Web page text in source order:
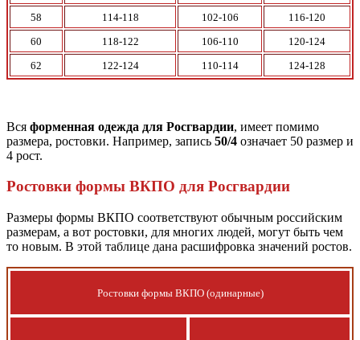
58
114-118 102-106
116-120
60
118-122 106-110
120-124
62
122-124 110-114 124-128
Вся форменная одежда для Росгвардии, имеет помимо
размера, ростовки. Например, запись 50/4 означает 50 размер и
4 рост.
Ростовки формы ВКПО для Росгвардии
Размеры формы ВКПО соответствуют обычным российским
размерам, а вот ростовки, для многих людей, могут быть чем
то новым. В этой таблице дана расшифровка значений ростов.
Ростовки формы ВКПО (одинарные)